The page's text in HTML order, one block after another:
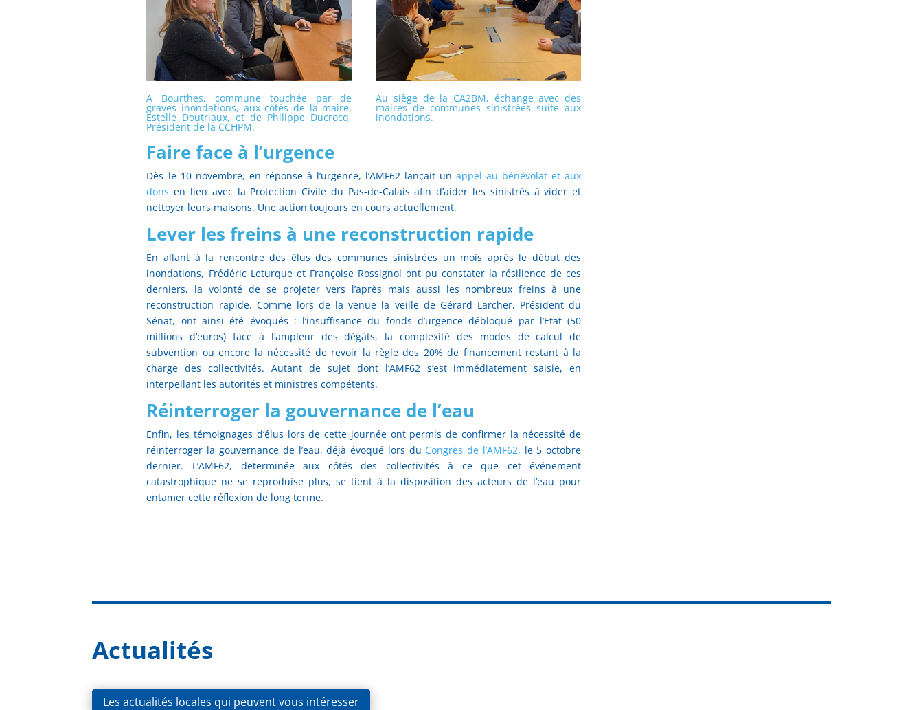
A Bourthes, commune touchée par de
graves inondations, aux côtés de la maire,
Estelle Doutriaux, et de Philippe Ducrocq,
Président de la CCHPM.
Au siège de la CA2BM, échange avec des
maires de communes sinistrées suite aux
inondations.
Faire face à l’urgence
Dès le 10 novembre, en réponse à l’urgence, l’AMF62 lançait un appel au bénévolat et aux
dons en lien avec la Protection Civile du Pas-de-Calais afin d’aider les sinistrés à vider et
nettoyer leurs maisons. Une action toujours en cours actuellement.
Lever les freins à une reconstruction rapide
En allant à la rencontre des élus des communes sinistrées un mois après le début des
inondations, Frédéric Leturque et Françoise Rossignol ont pu constater la résilience de ces
derniers, la volonté de se projeter vers l’après mais aussi les nombreux freins à une
reconstruction rapide. Comme lors de la venue la veille de Gérard Larcher, Président du
Sénat, ont ainsi été évoqués : l’insuffisance du fonds d’urgence débloqué par l’Etat (50
millions d’euros) face à l’ampleur des dégâts, la complexité des modes de calcul de
subvention ou encore la nécessité de revoir la règle des 20% de financement restant à la
charge des collectivités. Autant de sujet dont l’AMF62 s’est immédiatement saisie, en
interpellant les autorités et ministres compétents.
Réinterroger la gouvernance de l’eau
Enfin, les témoignages d’élus lors de cette journée ont permis de confirmer la nécessité de
réinterroger la gouvernance de l’eau, déjà évoqué lors du Congrès de l’AMF62, le 5 octobre
dernier. L’AMF62, determinée aux côtés des collectivités à ce que cet événement
catastrophique ne se reproduise plus, se tient à la disposition des acteurs de l’eau pour
entamer cette réflexion de long terme.
Actualités
Les actualités locales qui peuvent vous intéresser